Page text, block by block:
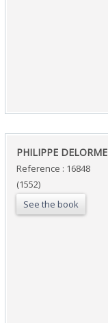
‎PHILIPPE DELORME ‎
Reference : 16848
(1552)
See the book